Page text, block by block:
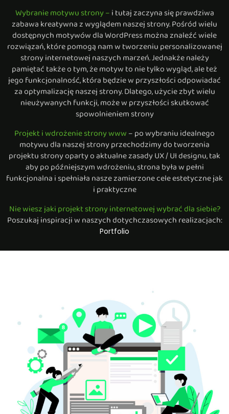
Wybranie motywu strony –i tutaj zaczyna się prawdziwa
zabawa kreatywna z wyglądem naszej strony. Pośród wielu
dostępnych motywów dla WordPress można znaleźć wiele
rozwiązań, które pomogą nam w tworzeniu personalizowanej
strony internetowej naszych marzeń. Jednakże należy
pamiętać także o tym, że motyw to nie tylko wygląd, ale też
jego funkcjonalność, która będzie w przyszłości odpowiadać
za optymalizację naszej strony. Dlatego, użycie zbyt wielu
nieużywanych funkcji, może w przyszłości skutkować
spowolnieniem strony
Projekt i wdrożenie strony www– po wybraniu idealnego
motywu dla naszej strony przechodzimy do tworzenia
projektu strony oparty o aktualne zasady UX / UI designu, tak
aby po późniejszym wdrożeniu, strona była w pełni
funkcjonalna i spełniała nasze zamierzone cele estetyczne jak
i praktyczne
Nie wiesz jaki projekt strony internetowej wybrać dla siebie?
Poszukaj inspiracji w naszych dotychczasowych realizacjach:
Portfolio